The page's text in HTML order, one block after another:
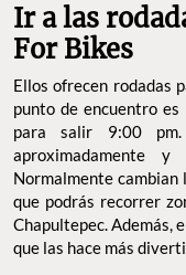
Ir a las
For Bikes
Ellos ofrecen rodadas
punto de encuentro
para salir 9:00
aproximadamente
Normalmente cambian
que podrás recorrer
Chapultepec. Además,
que las hace más